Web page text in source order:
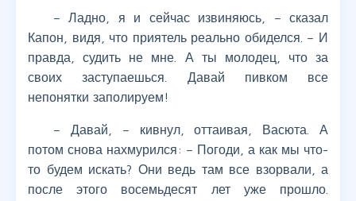
– Ладно, я и сейчас извиняюсь, – сказал
Капон, видя, что приятель реально обиделся. – И
правда, судить не мне. А ты молодец, что за
своих заступаешься. Давай пивком все
непонятки заполируем!
– Давай, – кивнул, оттаивая, Васюта. А
потом снова нахмурился: – Погоди, а как мы что-
то будем искать? Они ведь там все взорвали, а
после этого восемьдесят лет уже прошло.